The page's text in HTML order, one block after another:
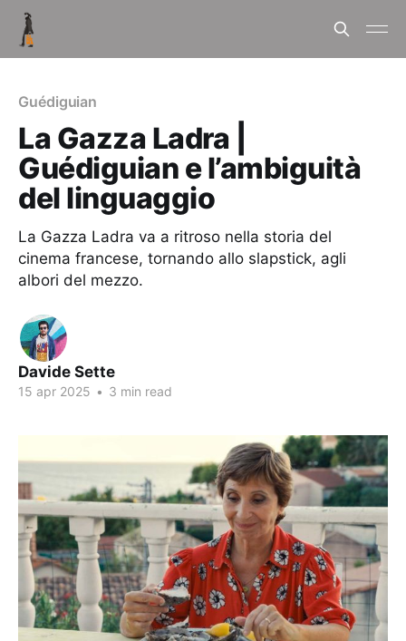
Guédiguian
La Gazza Ladra |
Guédiguian e l’ambiguità
del linguaggio
La Gazza Ladra va a ritroso nella storia del
cinema francese, tornando allo slapstick, agli
albori del mezzo.
Davide Sette
15 apr 2025 • 3 min read